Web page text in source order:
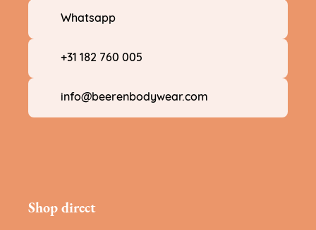
Whatsapp
+31 182 760 005
info@beerenbodywear.com
Shop direct